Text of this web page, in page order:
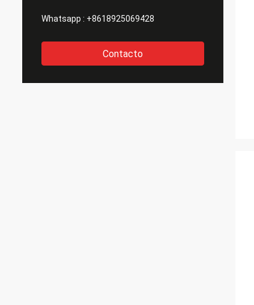
Whatsapp : +8618925069428
Contacto